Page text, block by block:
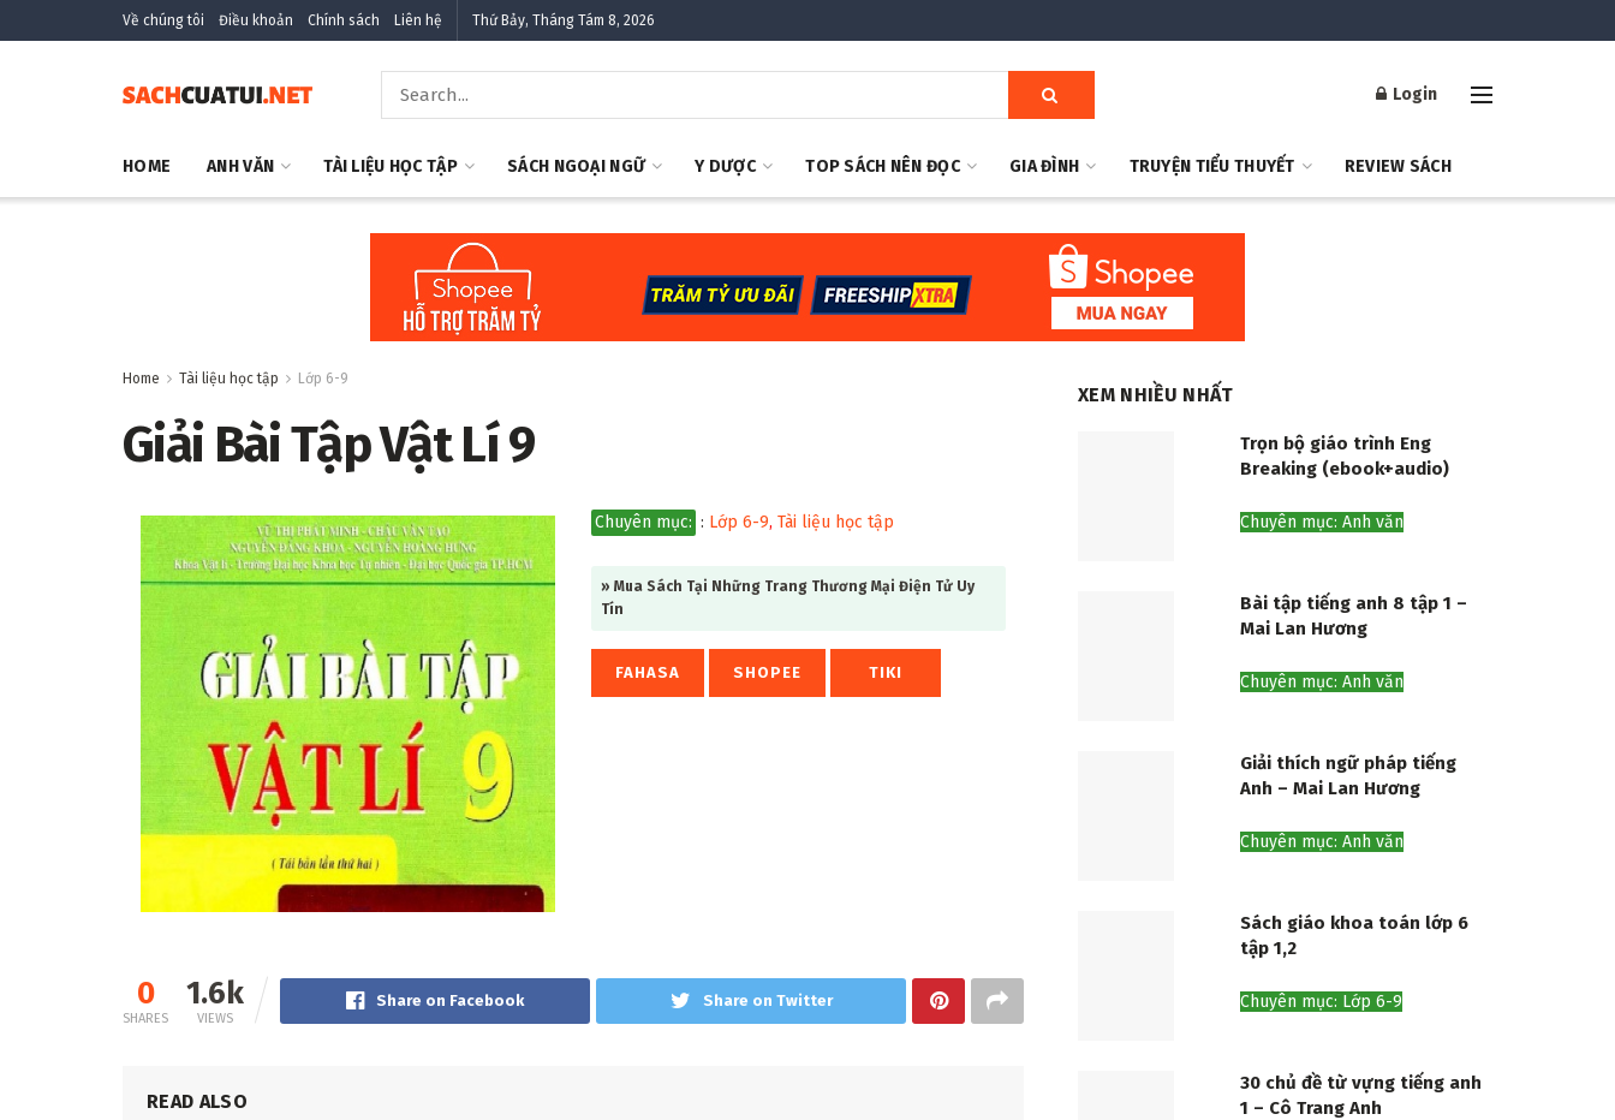
Về chúng tôi Điều khoản Chính sách Liên hệ Thứ Bảy, Tháng Tám 8, 2026
Login
HOME ANH VĂN TÀI LIỆU HỌC TẬP SÁCH NGOẠI NGỮ Y DƯỢC TOP SÁCH NÊN ĐỌC GIA ĐÌNH TRUYỆN TIỂU THUYẾT REVIEW SÁCH
Home Tài liệu học tập Lớp 6-9
Giải Bài Tập Vật Lí 9
Chuyên mục: : Lớp 6-9, Tài liệu học tập
» Mua Sách Tại Những Trang Thương Mại Điện Tử Uy
Tín
FAHASA SHOPEE TIKI
0
SHARES
1.6k
VIEWS
Share on Facebook Share on Twitter
READ ALSO
XEM NHIỀU NHẤT
Trọn bộ giáo trình Eng
Breaking (ebook+audio)
Chuyên mục: Anh văn
Bài tập tiếng anh 8 tập 1 –
Mai Lan Hương
Chuyên mục: Anh văn
Giải thích ngữ pháp tiếng
Anh – Mai Lan Hương
Chuyên mục: Anh văn
Sách giáo khoa toán lớp 6
tập 1,2
Chuyên mục: Lớp 6-9
30 chủ đề từ vựng tiếng anh
1 – Cô Trang Anh